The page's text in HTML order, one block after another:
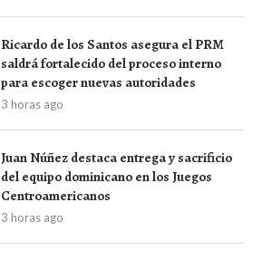
Ricardo de los Santos asegura el PRM
saldrá fortalecido del proceso interno
para escoger nuevas autoridades
3 horas ago
Juan Núñez destaca entrega y sacrificio
del equipo dominicano en los Juegos
Centroamericanos
3 horas ago